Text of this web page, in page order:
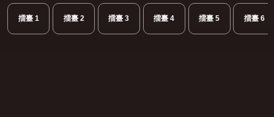
擂臺 1 擂臺 2 擂臺 3 擂臺 4 擂臺 5 擂臺 6